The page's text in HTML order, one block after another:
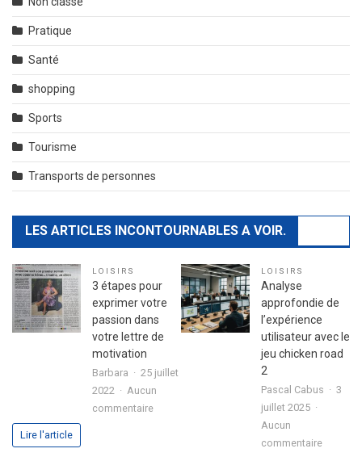
Pratique
Santé
shopping
Sports
Tourisme
Transports de personnes
LES ARTICLES INCONTOURNABLES A VOIR.
LOISIRS
3 étapes pour
exprimer votre
passion dans
votre lettre de
motivation
Barbara
25 juillet
2022
Aucun
commentairesur
Lire l'article
LOISIRS
Analyse
approfondie de
l’expérience
utilisateur avec le
jeu chicken road
2
Pascal Cabus
3
juillet 2025
Aucun
commentairesur